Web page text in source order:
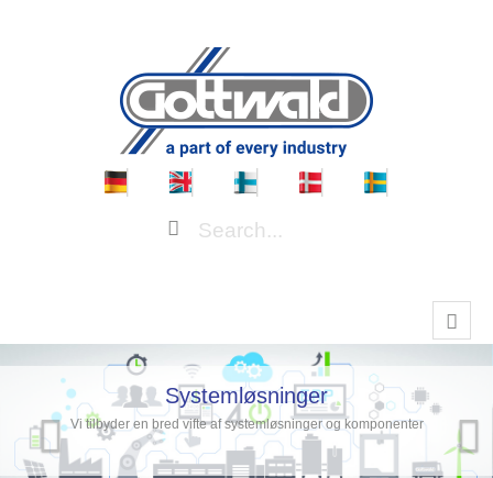
Systemløsninger
Vi tilbyder en bred vifte af systemløsninger og komponenter